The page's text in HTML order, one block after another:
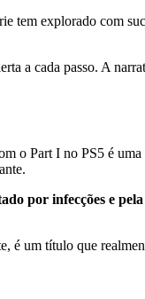
tem explorado com
a cada passo. A
o Part I no PS5 é
por infecções e
é um título que